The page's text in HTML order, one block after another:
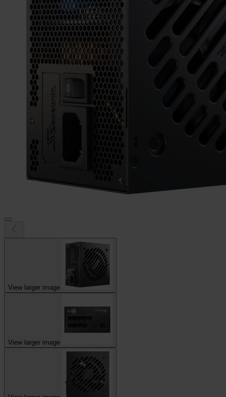
View larger image
View larger image